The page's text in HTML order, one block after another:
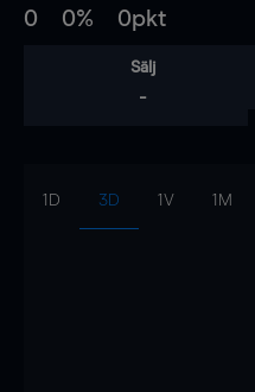
0 0% 0pkt
Sälj
-
1D 3D 1V 1M